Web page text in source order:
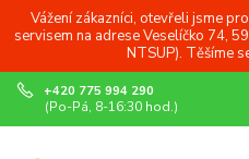
Vážení zákazníci, otevřeli jsme
servisem na adrese Veselíčko 74,
NTSUP). Těšíme
+420 775 994 290
(Po-Pá, 8-16:30 hod.)